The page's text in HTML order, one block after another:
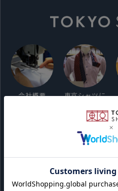
会社概要
東京シャツに
ご利用ガイド
サイト利用規約